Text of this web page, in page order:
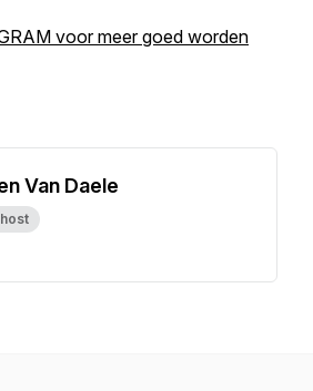
voor meer goed worden
Van Daele